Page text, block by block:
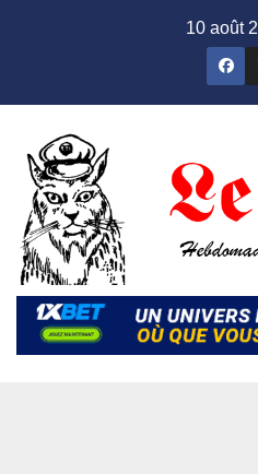
10 août